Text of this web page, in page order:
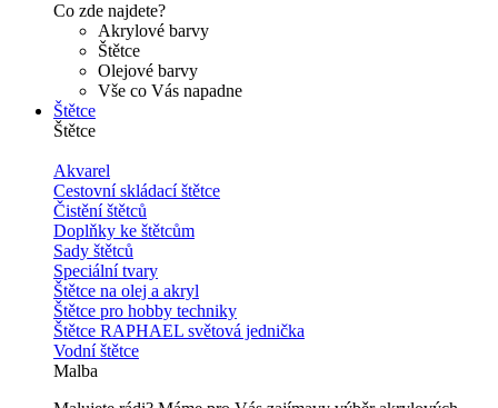
Co zde najdete?
Akrylové barvy
Štětce
Olejové barvy
Vše co Vás napadne
Štětce
Štětce
Akvarel
Cestovní skládací štětce
Čistění štětců
Doplňky ke štětcům
Sady štětců
Speciální tvary
Štětce na olej a akryl
Štětce pro hobby techniky
Štětce RAPHAEL světová jednička
Vodní štětce
Malba